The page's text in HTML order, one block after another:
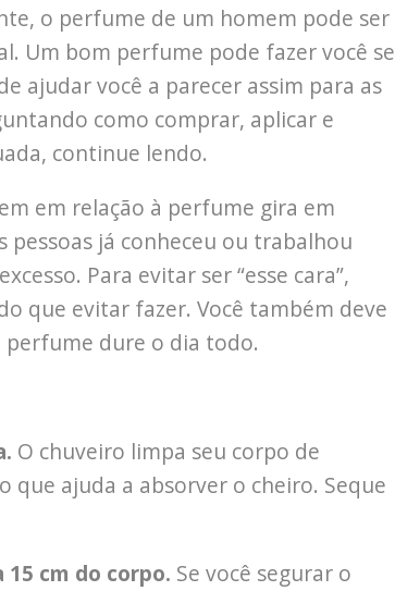
o perfume de um homem pode ser
Um bom perfume pode fazer você se
ajudar você a parecer assim para as
como comprar, aplicar e
continue lendo.
em relação à perfume gira em
pessoas já conheceu ou trabalhou
Para evitar ser “esse cara”,
que evitar fazer. Você também deve
dure o dia todo.
O chuveiro limpa seu corpo de
que ajuda a absorver o cheiro. Seque
15 cm do corpo. Se você segurar o